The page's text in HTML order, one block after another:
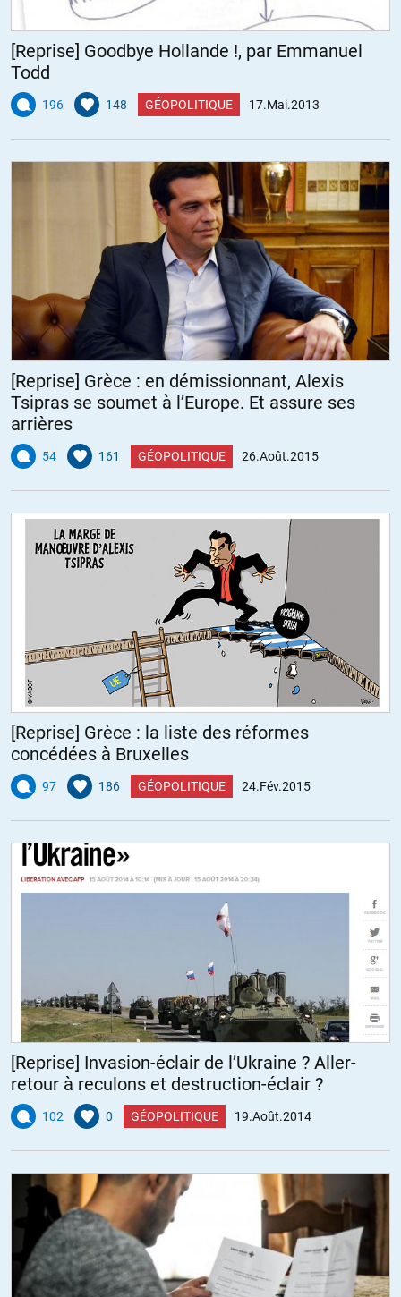
[Reprise] Goodbye Hollande !, par Emmanuel
Todd
196 148 GÉOPOLITIQUE 17.Mai.2013
[Reprise] Grèce : en démissionnant, Alexis
Tsipras se soumet à l’Europe. Et assure ses
arrières
54 161 GÉOPOLITIQUE 26.Août.2015
[Reprise] Grèce : la liste des réformes
concédées à Bruxelles
97 186 GÉOPOLITIQUE 24.Fév.2015
[Reprise] Invasion-éclair de l’Ukraine ? Aller-
retour à reculons et destruction-éclair ?
102 0 GÉOPOLITIQUE 19.Août.2014